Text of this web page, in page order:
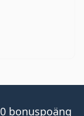
bonuspoäng